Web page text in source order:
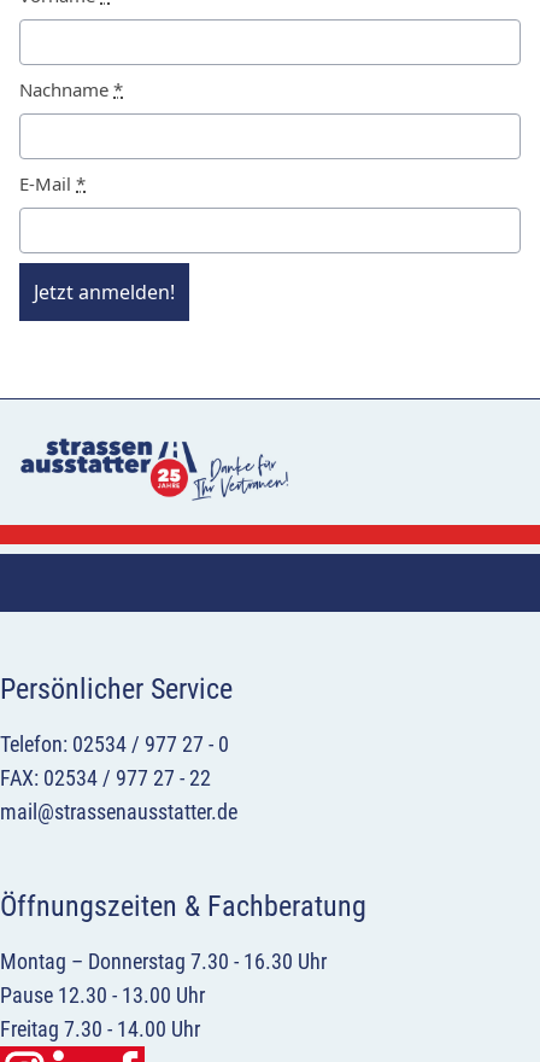
Nachname *
E-Mail *
Jetzt anmelden!
Persönlicher Service
Telefon: 02534 / 977 27 - 0
FAX: 02534 / 977 27 - 22
mail@strassenausstatter.de
Öffnungszeiten & Fachberatung
Montag – Donnerstag 7.30 - 16.30 Uhr
Pause 12.30 - 13.00 Uhr
Freitag 7.30 - 14.00 Uhr